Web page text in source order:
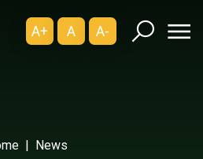
A+ A A-
News